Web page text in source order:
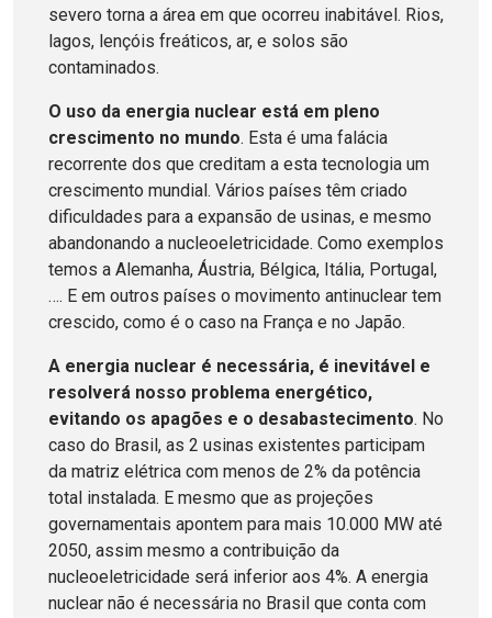
severo torna a área em que ocorreu inabitável. Rios,
lagos, lençóis freáticos, ar, e solos são
contaminados.
O uso da energia nuclear está em pleno
crescimento no mundo. Esta é uma falácia
recorrente dos que creditam a esta tecnologia um
crescimento mundial. Vários países têm criado
dificuldades para a expansão de usinas, e mesmo
abandonando a nucleoeletricidade. Como exemplos
temos a Alemanha, Áustria, Bélgica, Itália, Portugal,
…. E em outros países o movimento antinuclear tem
crescido, como é o caso na França e no Japão.
A energia nuclear é necessária, é inevitável e
resolverá nosso problema energético,
evitando os apagões e o desabastecimento. No
caso do Brasil, as 2 usinas existentes participam
da matriz elétrica com menos de 2% da potência
total instalada. E mesmo que as projeções
governamentais apontem para mais 10.000 MW até
2050, assim mesmo a contribuição da
nucleoeletricidade será inferior aos 4%. A energia
nuclear não é necessária no Brasil que conta com